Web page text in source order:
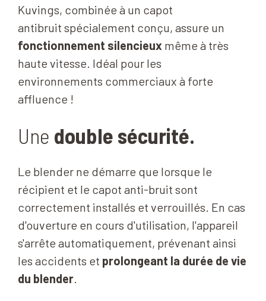
Kuvings, combinée à un capot
antibruit spécialement conçu, assure un
fonctionnement silencieux même à très
haute vitesse. Idéal pour les
environnements commerciaux à forte
affluence !
Une double sécurité.
Le blender ne démarre que lorsque le
récipient et le capot anti-bruit sont
correctement installés et verrouillés. En cas
d'ouverture en cours d'utilisation, l'appareil
s'arrête automatiquement, prévenant ainsi
les accidents et prolongeant la durée de vie
du blender.